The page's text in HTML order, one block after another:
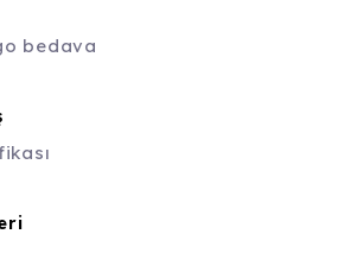
bedava